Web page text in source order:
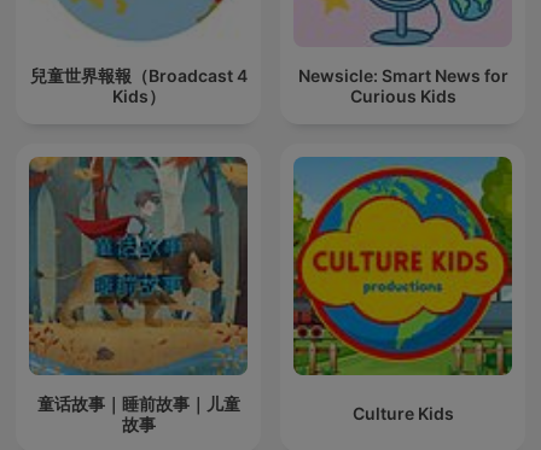
兒童世界報報（Broadcast 4
Kids）
Newsicle: Smart News for
Curious Kids
童话故事｜睡前故事｜儿童
故事
Culture Kids